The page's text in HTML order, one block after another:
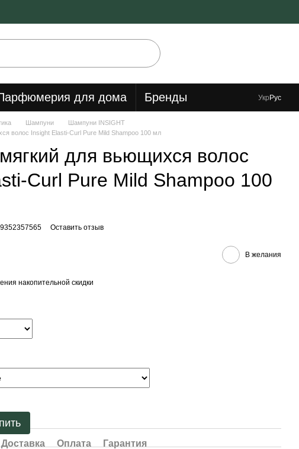
для дома Бренды УкрРус
Шампуни
Шампуни INSIGHT
волос Insight Elasti-Curl Pure Mild Shampoo 100 мл
для вьющихся волос
Curl Pure Mild Shampoo 100
Оставить отзыв
В желания
накопительной скидки
Доставка Оплата Гарантия